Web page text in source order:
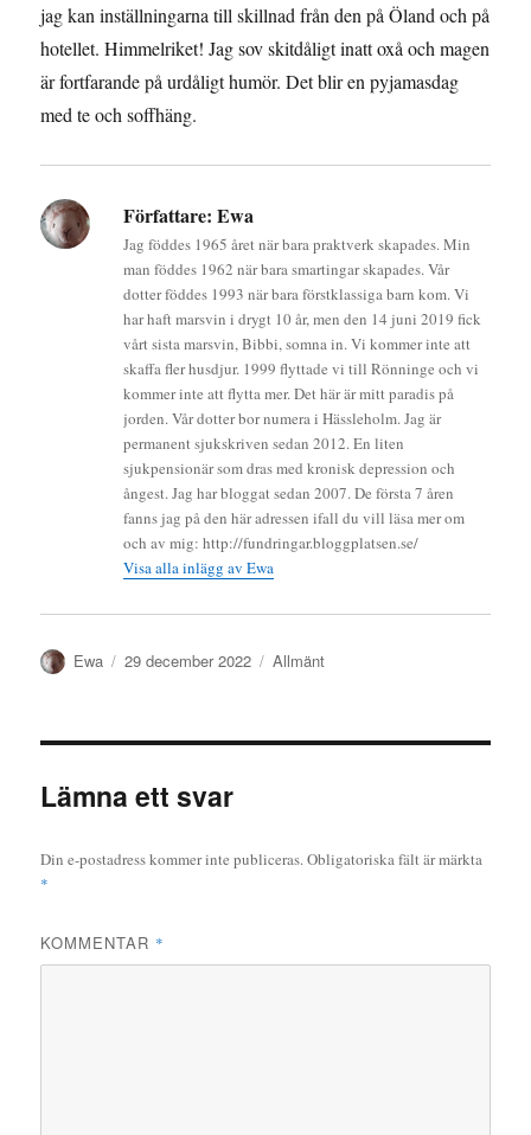
jag kan inställningarna till skillnad från den på Öland och på
hotellet. Himmelriket! Jag sov skitdåligt inatt oxå och magen
är fortfarande på urdåligt humör. Det blir en pyjamasdag
med te och soffhäng.
Författare: Ewa
Jag föddes 1965 året när bara praktverk skapades. Min
man föddes 1962 när bara smartingar skapades. Vår
dotter föddes 1993 när bara förstklassiga barn kom. Vi
har haft marsvin i drygt 10 år, men den 14 juni 2019 fick
vårt sista marsvin, Bibbi, somna in. Vi kommer inte att
skaffa fler husdjur. 1999 flyttade vi till Rönninge och vi
kommer inte att flytta mer. Det här är mitt paradis på
jorden. Vår dotter bor numera i Hässleholm. Jag är
permanent sjukskriven sedan 2012. En liten
sjukpensionär som dras med kronisk depression och
ångest. Jag har bloggat sedan 2007. De första 7 åren
fanns jag på den här adressen ifall du vill läsa mer om
och av mig: http://fundringar.bloggplatsen.se/
Visa alla inlägg av Ewa
Författare
Ewa
Publicerat
29 december 2022 Kategorier
Allmänt
Lämna ett svar
Din e-postadress kommer inte publiceras.Obligatoriska fält är märkta
*
KOMMENTAR *